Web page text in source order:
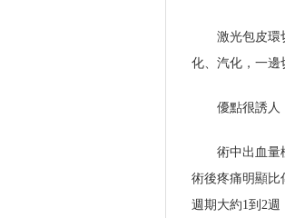
激光包皮環
化、汽化，一邊
優點很誘人
術中出血量
術後疼痛明顯比
週期大約1到2週